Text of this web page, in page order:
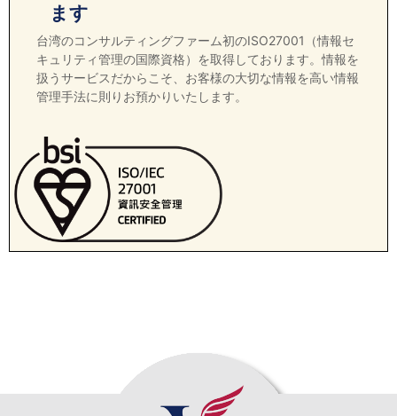
ます
台湾のコンサルティングファーム初のISO27001（情報セ
キュリティ管理の国際資格）を取得しております。情報を
扱うサービスだからこそ、お客様の大切な情報を高い情報
管理手法に則りお預かりいたします。